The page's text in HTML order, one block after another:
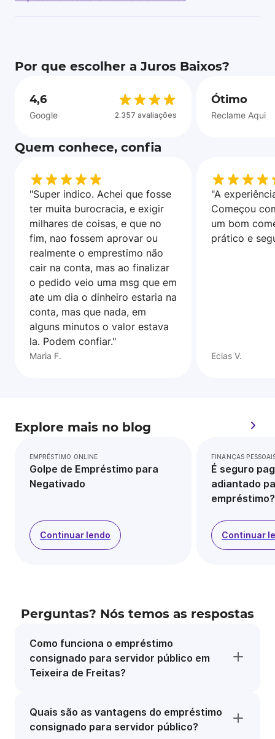
Por que escolher a Juros Baixos?
4,6
Google 2.357 avaliações
Ótimo
Reclame Aqui
Quem conhece, confia
"Super indico. Achei que fosse
ter muita burocracia, e exigir
milhares de coisas, e que no
fim, nao fossem aprovar ou
realmente o emprestimo não
cair na conta, mas ao finalizar
o pedido veio uma msg que em
ate um dia o dinheiro estaria na
conta, mas que nada, em
alguns minutos o valor estava
la. Podem confiar."
Maria F.
"A
Começou
um bom
prático e
Ecias V.
Explore mais no blog
EMPRÉSTIMO ONLINE
Golpe de Empréstimo para
Negativado
Continuar lendo
FINANÇAS
É seguro
adiantado
empréstimo?
Continuar
Perguntas? Nós temos as respostas
Como funciona o empréstimo
consignado para servidor público em
Teixeira de Freitas?
Quais são as vantagens do empréstimo
consignado para servidor público?